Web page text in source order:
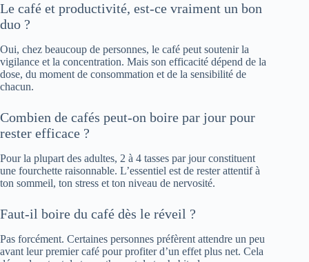
Le café et productivité, est-ce vraiment un bon
duo ?
Oui, chez beaucoup de personnes, le café peut soutenir la
vigilance et la concentration. Mais son efficacité dépend de la
dose, du moment de consommation et de la sensibilité de
chacun.
Combien de cafés peut-on boire par jour pour
rester efficace ?
Pour la plupart des adultes, 2 à 4 tasses par jour constituent
une fourchette raisonnable. L’essentiel est de rester attentif à
ton sommeil, ton stress et ton niveau de nervosité.
Faut-il boire du café dès le réveil ?
Pas forcément. Certaines personnes préfèrent attendre un peu
avant leur premier café pour profiter d’un effet plus net. Cela